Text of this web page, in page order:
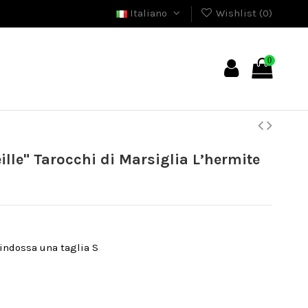
Italiano Wishlist (0)
0
Tarocchi di Marsiglia L’hermite
una taglia S